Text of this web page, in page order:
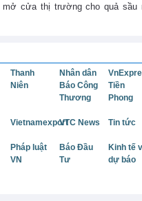
cửa thị trường cho quả sầu
Thanh
Niên
Nhân dân
Báo Công
Thương
Tiền
Phong
VietnamexportVTC News Tin tức
Pháp luật
VN
Báo Đầu
Tư
Kinh tế
dự báo